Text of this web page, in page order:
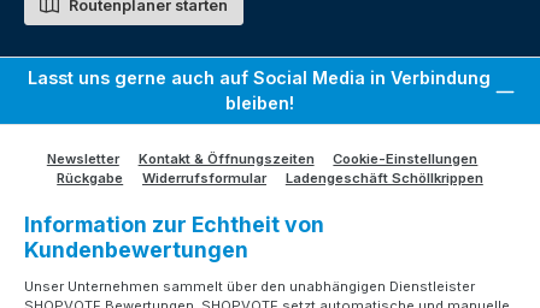
Routenplaner starten
Lasst uns gerne auch auf Social Media in Verbindung
bleiben!
Newsletter Kontakt & Öffnungszeiten
Cookie-Einstellungen
Rückgabe
Widerrufsformular Ladengeschäft Schöllkrippen
Information zur Echtheit von
Kundenbewertungen
Unser Unternehmen sammelt über den unabhängigen Dienstleister